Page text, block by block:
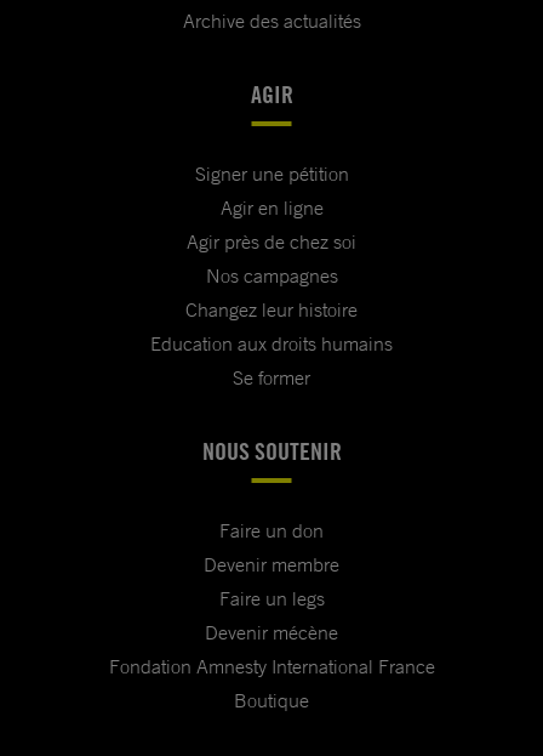
Archive des actualités
AGIR
Signer une pétition
Agir en ligne
Agir près de chez soi
Nos campagnes
Changez leur histoire
Education aux droits humains
Se former
NOUS SOUTENIR
Faire un don
Devenir membre
Faire un legs
Devenir mécène
Fondation Amnesty International France
Boutique